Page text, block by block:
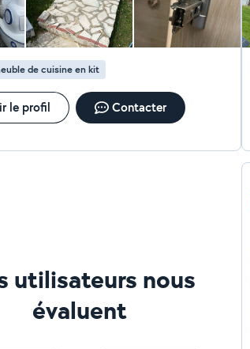
de cuisine en kit
le profil Contacter
utilisateurs nous
évaluent